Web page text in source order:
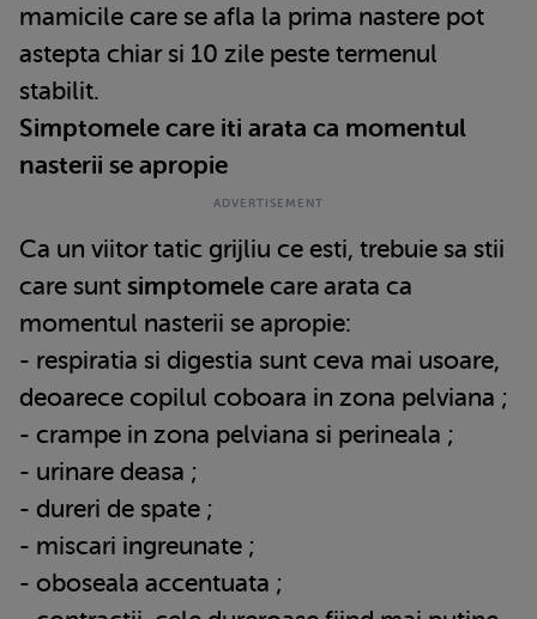
mamicile care se afla la prima nastere pot
astepta chiar si 10 zile peste termenul
stabilit.
Simptomele care iti arata ca momentul
nasterii se apropie
Ca un viitor tatic grijliu ce esti, trebuie sa stii
care sunt simptomele care arata ca
momentul nasterii se apropie:
- respiratia si digestia sunt ceva mai usoare,
deoarece copilul coboara in zona pelviana ;
- crampe in zona pelviana si perineala ;
- urinare deasa ;
- dureri de spate ;
- miscari ingreunate ;
- oboseala accentuata ;